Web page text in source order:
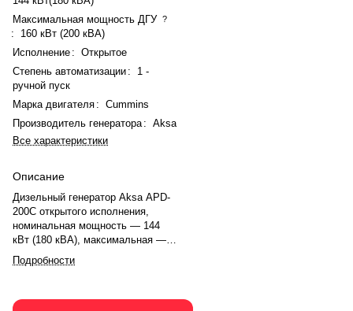
Максимальная мощность ДГУ ?
:
160 кВт (200 кВА)
Исполнение : Открытое
Степень автоматизации :
1 -
ручной пуск
Марка двигателя : Cummins
Производитель генератора : Aksa
Все характеристики
Описание
Дизельный генератор Aksa APD-
200C открытого исполнения,
номинальная мощность — 144
кВт (180 кВА), максимальная —
160 кВт (200 кВА). Двигатель
Cummins 6CTA8.3G2, рядный, 6-
Подробности